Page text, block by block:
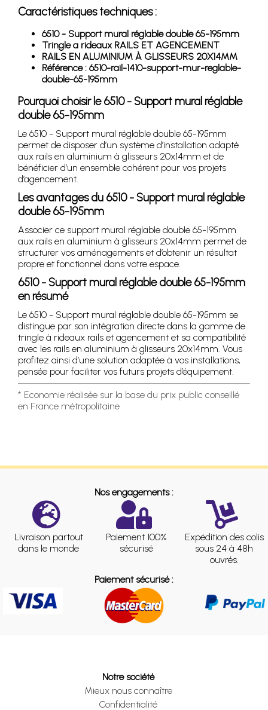
Caractéristiques techniques :
6510 - Support mural réglable double 65-195mm
Tringle a rideaux RAILS ET AGENCEMENT
RAILS EN ALUMINIUM À GLISSEURS 20X14MM
Référence : 6510-rail-1410-support-mur-reglable-
double-65-195mm
Pourquoi choisir le 6510 - Support mural réglable
double 65-195mm
Le 6510 - Support mural réglable double 65-195mm
permet de disposer d’un système d’installation adapté
aux rails en aluminium à glisseurs 20x14mm et de
bénéficier d’un ensemble cohérent pour vos projets
d’agencement.
Les avantages du 6510 - Support mural réglable
double 65-195mm
Associer ce support mural réglable double 65-195mm
aux rails en aluminium à glisseurs 20x14mm permet de
structurer vos aménagements et d’obtenir un résultat
propre et fonctionnel dans votre espace.
6510 - Support mural réglable double 65-195mm
en résumé
Le 6510 - Support mural réglable double 65-195mm se
distingue par son intégration directe dans la gamme de
tringle à rideaux rails et agencement et sa compatibilité
avec les rails en aluminium à glisseurs 20x14mm. Vous
profitez ainsi d’une solution adaptée à vos installations,
pensée pour faciliter vos futurs projets d’équipement.
* Economie réalisée sur la base du prix public conseillé
en France métropolitaine
Nos engagements :
Livraison partout
dans le monde
Paiement 100%
sécurisé
Expédition des colis
sous 24 à 48h
ouvrés.
Paiement sécurisé :
Notre société
Mieux nous connaître
Confidentialité